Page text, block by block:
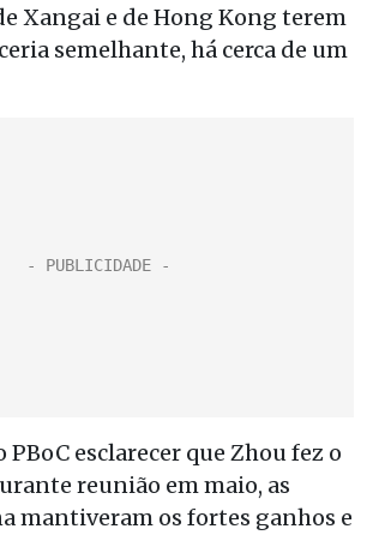
Xangai e de Hong Kong terem
semelhante, há cerca de um
PBoC esclarecer que Zhou fez o
reunião em maio, as
mantiveram os fortes ganhos e